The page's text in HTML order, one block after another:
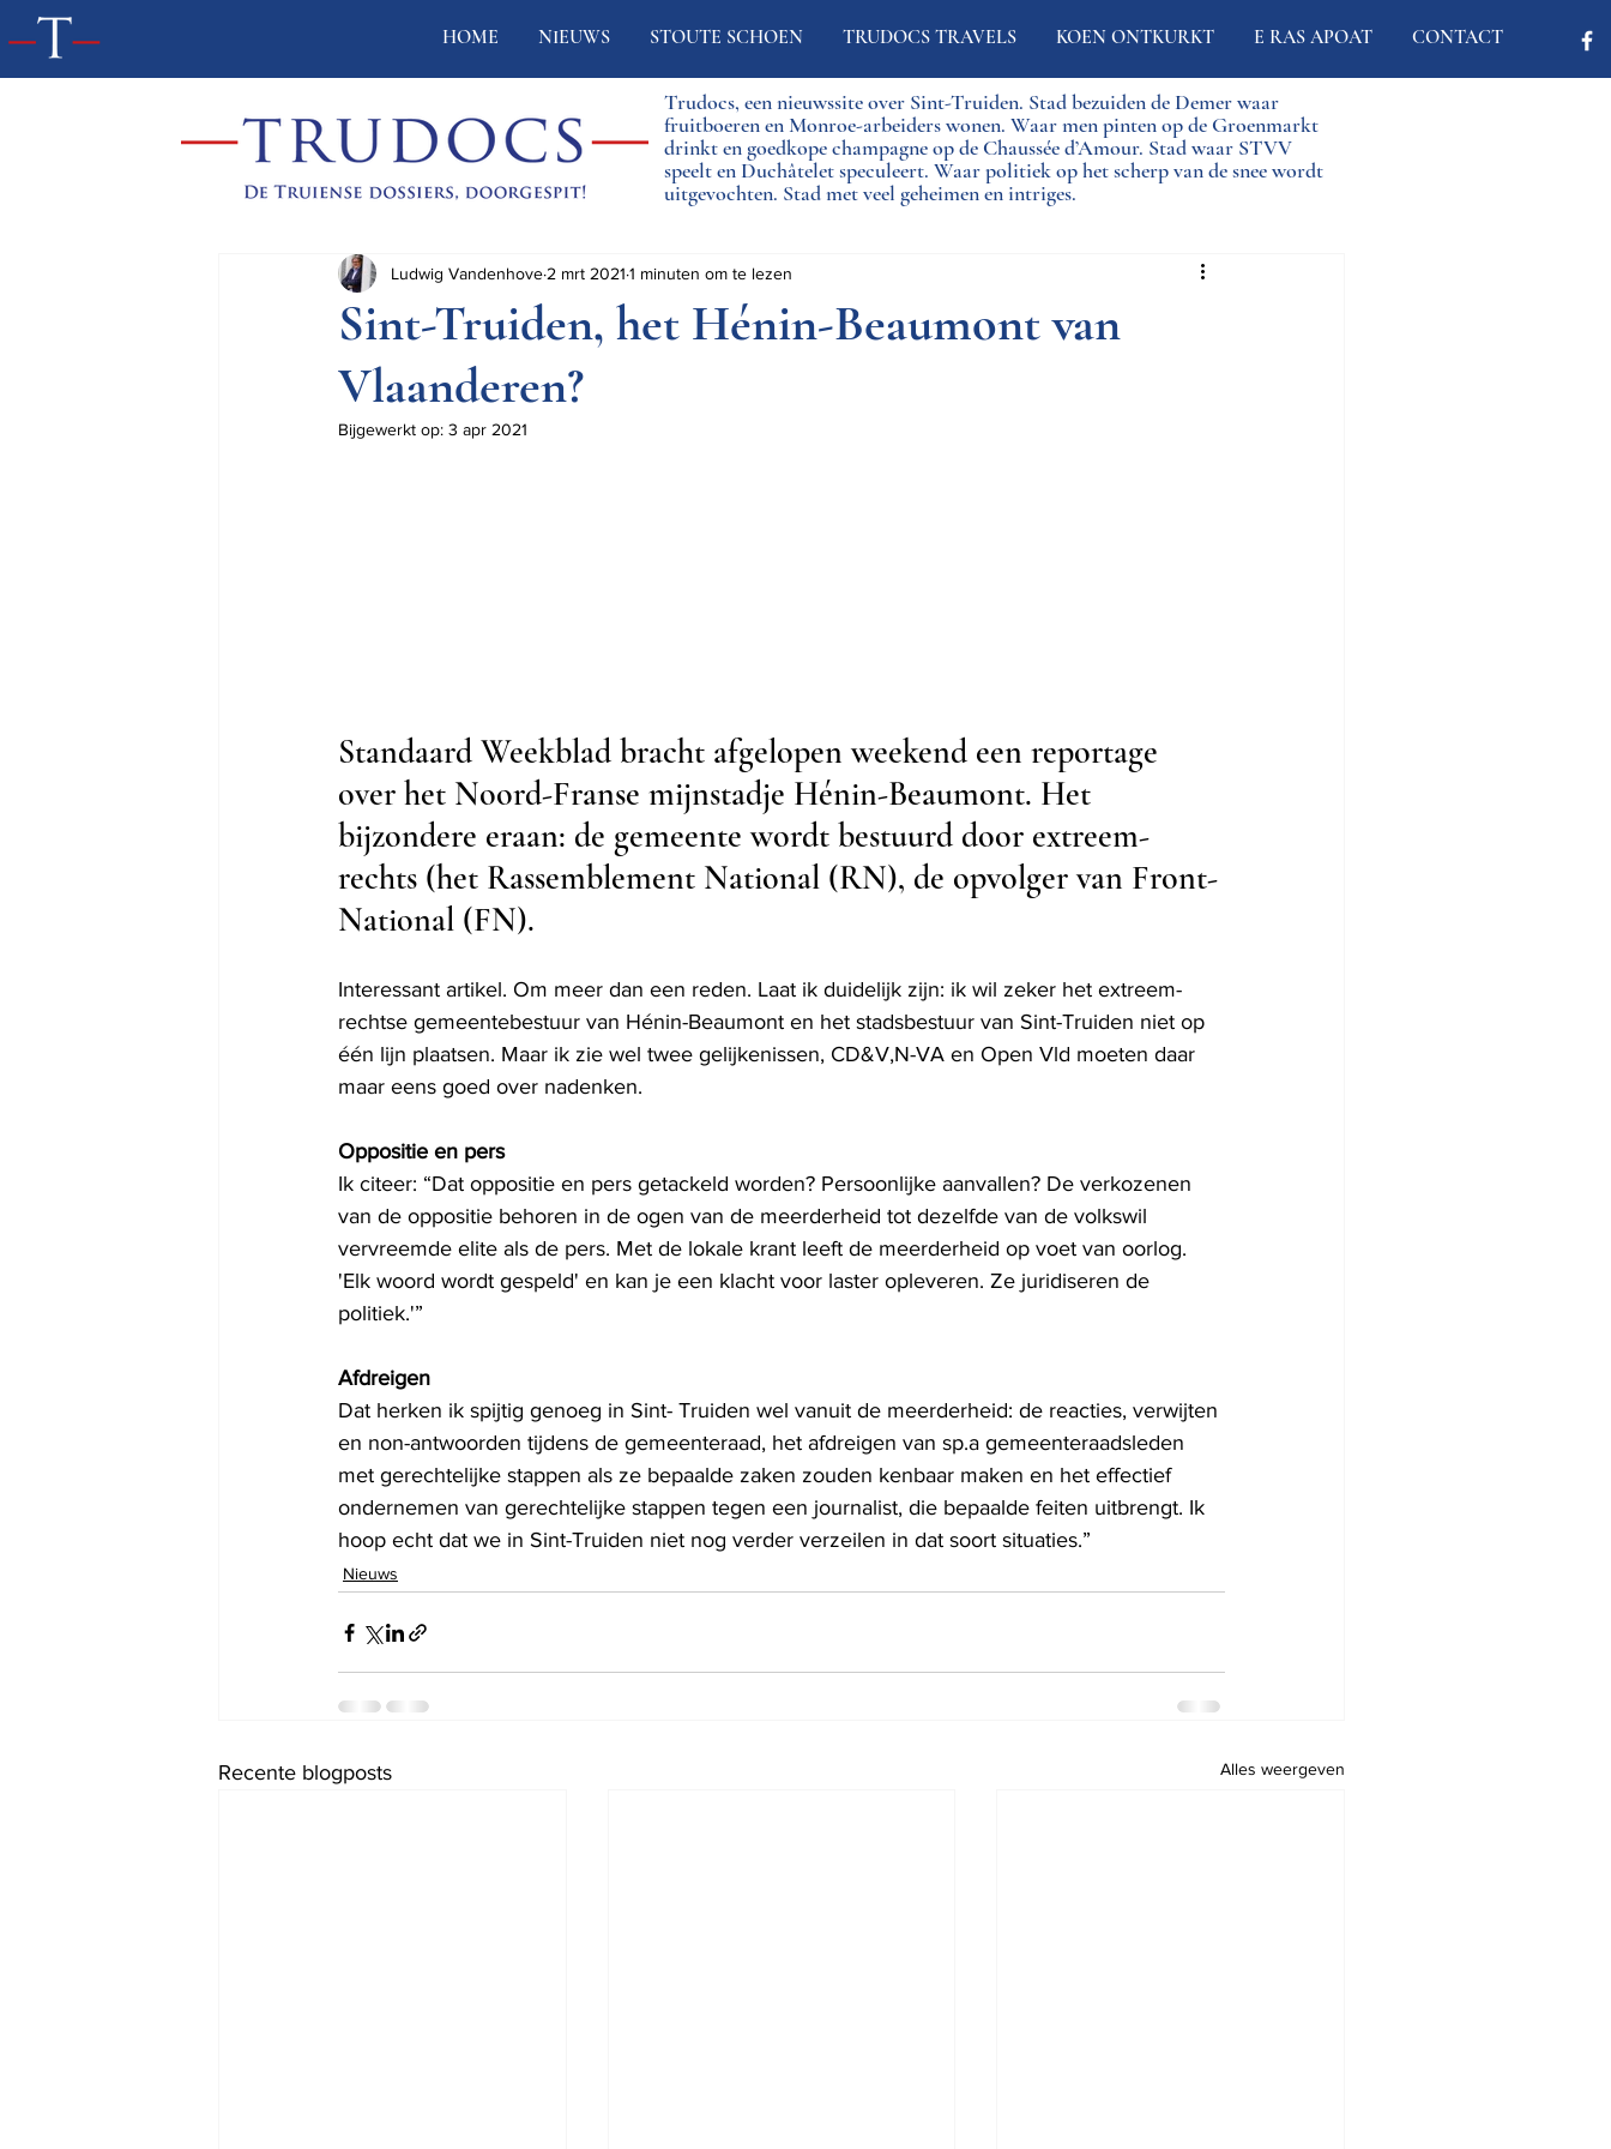
HOME NIEUWS STOUTE SCHOEN TRUDOCS TRAVELS KOEN ONTKURKT E RAS APOAT CONTACT
Trudocs, een nieuwssite over Sint-Truiden. Stad bezuiden de Demer waar
fruitboeren en Monroe-arbeiders wonen. Waar men pinten op de Groenmarkt
drinkt en goedkope champagne op de Chaussée d’Amour. Stad waar STVV
speelt en Duchâtelet speculeert. Waar politiek op het scherp van de snee wordt
uitgevochten. Stad met veel geheimen en intriges.
Sint-Truiden, het Hénin-Beaumont van
Vlaanderen?
Ludwig Vandenhove 2 mrt 2021 1 minuten om te lezen
Bijgewerkt op: 3 apr 2021
Standaard Weekblad bracht afgelopen weekend een reportage
over het Noord-Franse mijnstadje Hénin-Beaumont. Het
bijzondere eraan: de gemeente wordt bestuurd door extreem-
rechts (het Rassemblement National (RN), de opvolger van Front-
National (FN).
Interessant artikel. Om meer dan een reden. Laat ik duidelijk zijn: ik wil zeker het extreem-
rechtse gemeentebestuur van Hénin-Beaumont en het stadsbestuur van Sint-Truiden niet op
één lijn plaatsen. Maar ik zie wel twee gelijkenissen, CD&V,N-VA en Open Vld moeten daar
maar eens goed over nadenken.
Oppositie en pers
Ik citeer: “Dat oppositie en pers getackeld worden? Persoonlijke aanvallen? De verkozenen
van de oppositie behoren in de ogen van de meerderheid tot dezelfde van de volkswil
vervreemde elite als de pers. Met de lokale krant leeft de meerderheid op voet van oorlog.
'Elk woord wordt gespeld' en kan je een klacht voor laster opleveren. Ze juridiseren de
politiek.'”
Afdreigen
Dat herken ik spijtig genoeg in Sint- Truiden wel vanuit de meerderheid: de reacties, verwijten
en non-antwoorden tijdens de gemeenteraad, het afdreigen van sp.a gemeenteraadsleden
met gerechtelijke stappen als ze bepaalde zaken zouden kenbaar maken en het effectief
ondernemen van gerechtelijke stappen tegen een journalist, die bepaalde feiten uitbrengt. Ik
hoop echt dat we in Sint-Truiden niet nog verder verzeilen in dat soort situaties.”
Nieuws
Recente blogposts Alles weergeven